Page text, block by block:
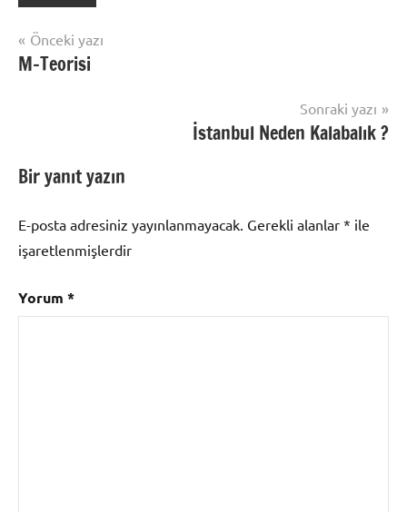
Yazı
gezinmesi
Önceki yazı
M-Teorisi
Sonraki yazı
İstanbul Neden Kalabalık ?
Bir yanıt yazın
E-posta adresiniz yayınlanmayacak. Gerekli alanlar * ile
işaretlenmişlerdir
Yorum *